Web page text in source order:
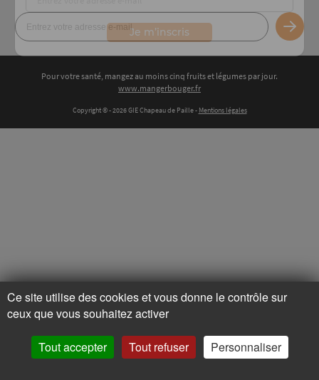
Pour votre santé, mangez au moins cinq fruits et légumes par jour.
www.mangerbouger.fr
Copyright © - 2026 GIE Chapeau de Paille- Mentions légales
Je m’inscris
Ce site utilise des cookies et vous donne le contrôle sur
ceux que vous souhaitez activer
Tout accepter Tout refuser Personnaliser